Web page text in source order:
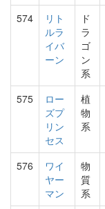
574
リト
ルラ
イバ
ーン
ド
ラ
ゴ
ン
系
575
ロー
ズプ
リン
セス
植
物
系
576
ワイ
ヤー
マン
物
質
系